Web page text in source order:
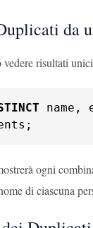
da
risultati
ogni
di ciascuna